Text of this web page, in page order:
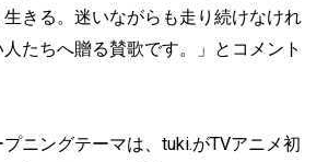
きる。迷いながらも走り続けなけれ
たちへ贈る賛歌です。」とコメント
ニングテーマは、tuki.がTVアニメ初